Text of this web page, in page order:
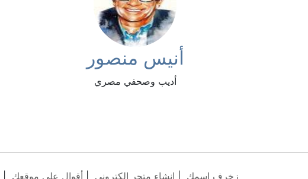
أنيس منصور
أديب وصحفي مصري
زخرف اسمك انشاء متجر الكتروني أقوال على موقعك